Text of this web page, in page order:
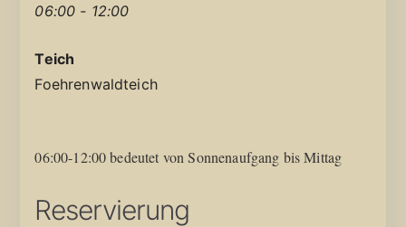
06:00 - 12:00
Teich
Foehrenwaldteich
06:00-12:00 bedeutet von Sonnenaufgang bis Mittag
Reservierung